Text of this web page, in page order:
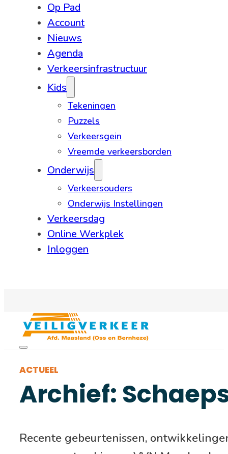
Op Pad
Account
Nieuws
Agenda
Verkeersinfrastructuur
Kids
Tekeningen
Puzzels
Verkeersgein
Vreemde verkeersborden
Onderwijs
Verkeersouders
Onderwijs Instellingen
Verkeersdag
Online Werkplek
Inloggen
ACTUEEL
Archief:
Recente gebeurtenissen,